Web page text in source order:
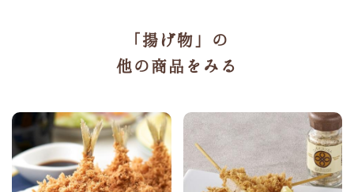
「揚げ物」の
他の商品をみる